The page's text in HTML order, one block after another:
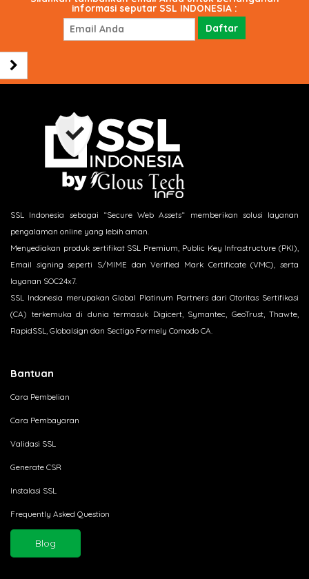
informasi seputar SSL INDONESIA :
SSL Indonesia sebagai “Secure Web Assets“ memberikan solusi layanan
pengalaman online yang lebih aman.
Menyediakan produk sertifikat SSL Premium, Public Key Infrastructure (PKI),
Email signing seperti S/MIME dan Verified Mark Certificate (VMC), serta
layanan SOC24x7.
SSL Indonesia merupakan Global Platinum Partners dari Otoritas Sertifikasi
(CA) terkemuka di dunia termasuk Digicert, Symantec, GeoTrust, Thawte,
RapidSSL, Globalsign dan Sectigo Formely Comodo CA.
Bantuan
Cara Pembelian
Cara Pembayaran
Validasi SSL
Generate CSR
Instalasi SSL
Frequently Asked Question
Blog